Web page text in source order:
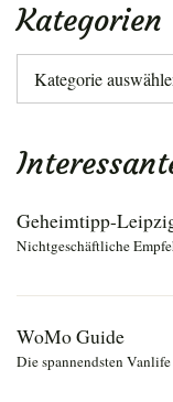
Kategorien
Kategorien
Geheimtipp-
Nichtgeschäftliche
WoMo Guide
Die spannendsten